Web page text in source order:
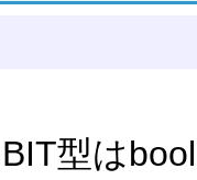
型は